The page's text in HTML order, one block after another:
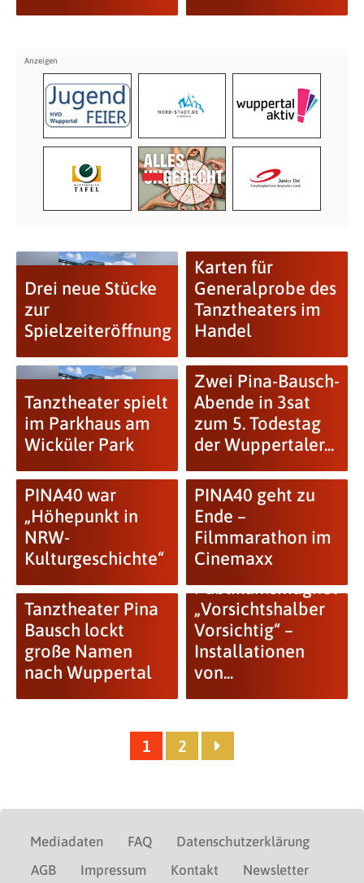
Drei neue Stücke
zur
Spielzeiteröffnung
Karten für
Generalprobe des
Tanztheaters im
Handel
Tanztheater spielt
im Parkhaus am
Wicküler Park
Zwei Pina-Bausch-
Abende in 3sat
zum 5. Todestag
der Wuppertaler...
PINA40 war
„Höhepunkt in
NRW-
Kulturgeschichte“
PINA40 geht zu
Ende –
Filmmarathon im
Cinemaxx
Tanztheater Pina
Bausch lockt
große Namen
nach Wuppertal
Publikumsmagnet
„Vorsichtshalber
Vorsichtig“ –
Installationen
von...
1 2
Mediadaten FAQ
Datenschutzerklärung
AGB
Impressum Kontakt Newsletter